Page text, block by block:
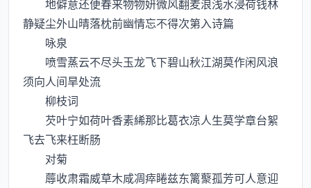
地僻意还便春来物物妍微风翻麦浪浅水浸荷钱林
静疑尘外山晴落枕前幽情忘不得次第入诗篇
咏泉
喷雪蒸云不尽头玉龙飞下碧山秋江湖莫作闲风浪
须向人间旱处流
柳枝词
芡叶宁如荷叶香素絺那比葛衣凉人生莫学章台絮
飞去飞来枉断肠
对菊
蓐收肃霜威草木咸凋瘁睠兹东篱藂孤芳可人意迎